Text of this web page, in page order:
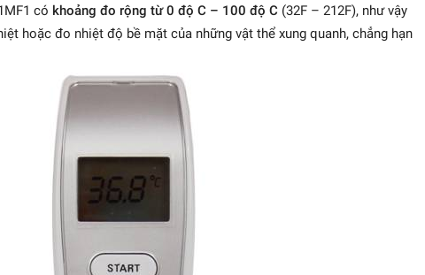
có khoảng đo rộng từ 0 độ C – 100 độ C (32F – 212F), như vậy
hoặc đo nhiệt độ bề mặt của những vật thể xung quanh, chẳng hạn